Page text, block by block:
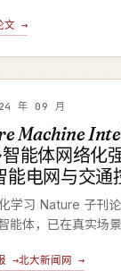
文 →
年 09 月
Machine
能体网络化强
电网与交通
学习 Nature 子刊
能体，已在真实场景
→北大新闻网 →